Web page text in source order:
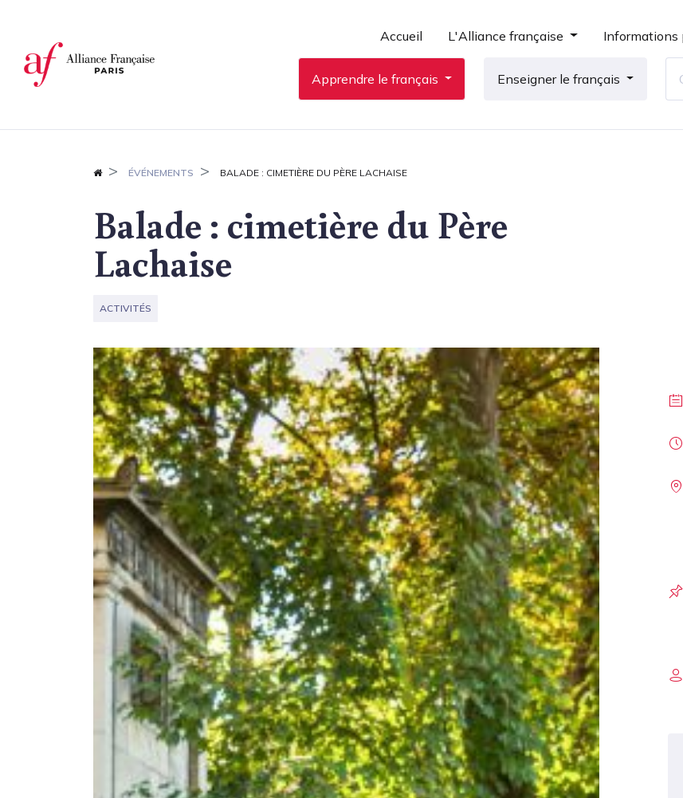
Accueil L'Alliance française Informations
Apprendre le français Enseigner le français
ÉVÉNEMENTS BALADE : CIMETIÈRE DU PÈRE LACHAISE
Balade : cimetière du Père
Lachaise
ACTIVITÉS